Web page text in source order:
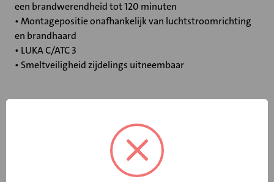
een brandwerendheid tot 120 minuten
• Montagepositie onafhankelijk van luchtstroomrichting
en brandhaard
• LUKA C/ATC 3
• Smeltveiligheid zijdelings uitneembaar
Elektromotor 24 V